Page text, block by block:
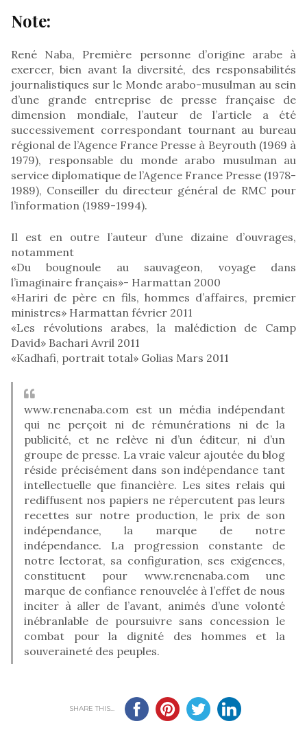
Note:
René Naba, Première personne d’origine arabe à
exercer, bien avant la diversité, des responsabilités
journalistiques sur le Monde arabo-musulman au sein
d’une grande entreprise de presse française de
dimension mondiale, l’auteur de l’article a été
successivement correspondant tournant au bureau
régional de l’Agence France Presse à Beyrouth (1969 à
1979), responsable du monde arabo musulman au
service diplomatique de l’Agence France Presse (1978-
1989), Conseiller du directeur général de RMC pour
l’information (1989-1994).
Il est en outre l’auteur d’une dizaine d’ouvrages,
notamment
«Du bougnoule au sauvageon, voyage dans
l’imaginaire français»- Harmattan 2000
«Hariri de père en fils, hommes d’affaires, premier
ministres» Harmattan février 2011
«Les révolutions arabes, la malédiction de Camp
David» Bachari Avril 2011
«Kadhafi, portrait total» Golias Mars 2011
www.renenaba.com est un média indépendant
qui ne perçoit ni de rémunérations ni de la
publicité, et ne relève ni d’un éditeur, ni d’un
groupe de presse. La vraie valeur ajoutée du blog
réside précisément dans son indépendance tant
intellectuelle que financière. Les sites relais qui
rediffusent nos papiers ne répercutent pas leurs
recettes sur notre production, le prix de son
indépendance, la marque de notre
indépendance. La progression constante de
notre lectorat, sa configuration, ses exigences,
constituent pour www.renenaba.com une
marque de confiance renouvelée à l’effet de nous
inciter à aller de l’avant, animés d’une volonté
inébranlable de poursuivre sans concession le
combat pour la dignité des hommes et la
souveraineté des peuples.
SHARE THIS...